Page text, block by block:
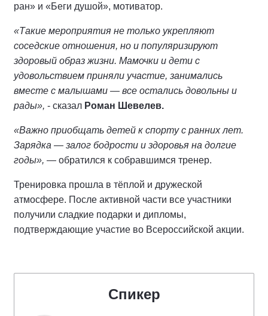
ран» и «Беги душой», мотиватор.
«Такие мероприятия не только укрепляют
соседские отношения, но и популяризируют
здоровый образ жизни. Мамочки и дети с
удовольствием приняли участие, занимались
вместе с малышами — все остались довольны и
рады», - сказал Роман Шевелев.
«Важно приобщать детей к спорту с ранних лет.
Зарядка — залог бодрости и здоровья на долгие
годы», — обратился к собравшимся тренер.
Тренировка прошла в тёплой и дружеской
атмосфере. После активной части все участники
получили сладкие подарки и дипломы,
подтверждающие участие во Всероссийской акции.
Спикер